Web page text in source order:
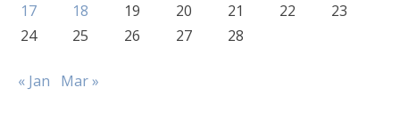
17
18 19 20 21 22
23
24
25 26 27 28
« Jan Mar »